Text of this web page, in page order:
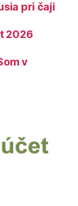
pri čaji
2026
v